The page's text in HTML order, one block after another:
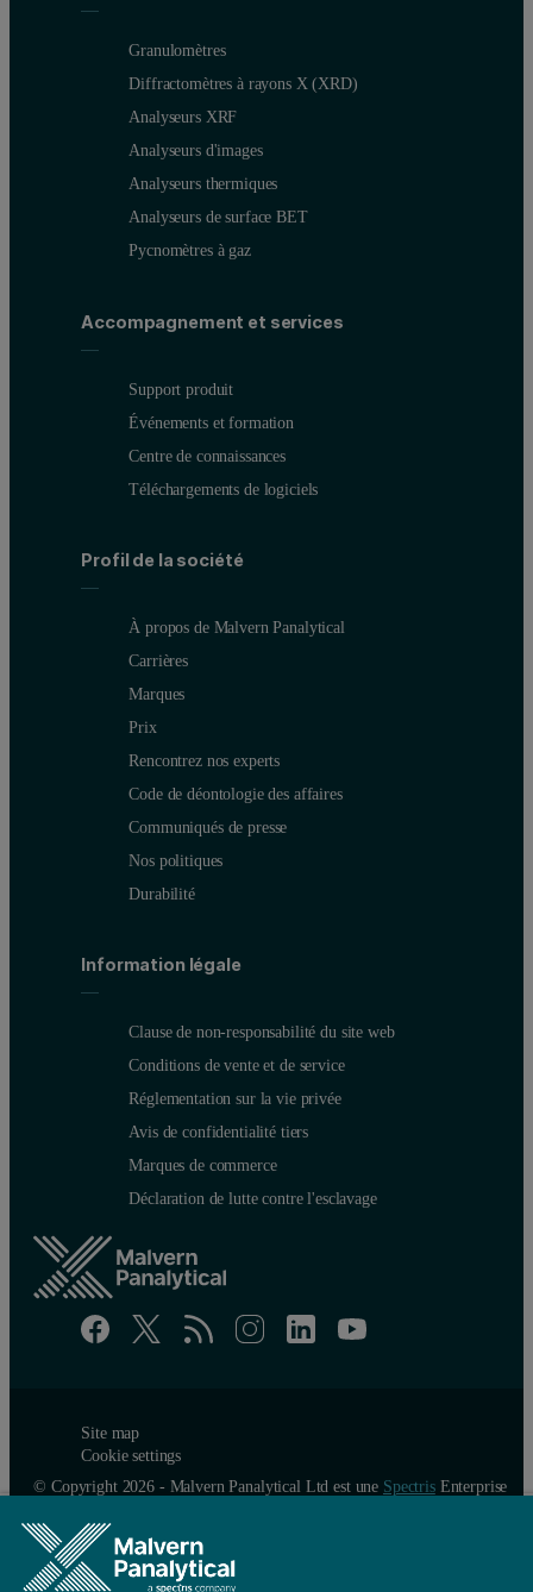
Granulomètres
Diffractomètres à rayons X (XRD)
Analyseurs XRF
Analyseurs d'images
Analyseurs thermiques
Analyseurs de surface BET
Pycnomètres à gaz
Accompagnement et services
Support produit
Événements et formation
Centre de connaissances
Téléchargements de logiciels
Profil de la société
À propos de Malvern Panalytical
Carrières
Marques
Prix
Rencontrez nos experts
Code de déontologie des affaires
Communiqués de presse
Nos politiques
Durabilité
Information légale
Clause de non-responsabilité du site web
Conditions de vente et de service
Réglementation sur la vie privée
Avis de confidentialité tiers
Marques de commerce
Déclaration de lutte contre l'esclavage
Site map
Cookie settings
© Copyright 2026 - Malvern Panalytical Ltd est une SpectrisEnterprise